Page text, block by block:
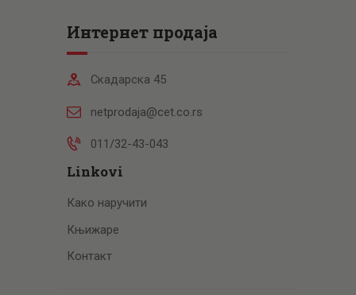
Интернет продаја
Скадарска 45
netprodaja@cet.co.rs
011/32-43-043
Linkovi
Како наручити
Књижаре
Контакт